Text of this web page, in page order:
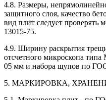
4.8. Размеры,
защитного слоя, качество
вид плит следует
13015-75.
4.9. Ширину раскрытия
отсчетного микроскопа
05 мм и набора щупов по
5. МАРКИРОВКА,